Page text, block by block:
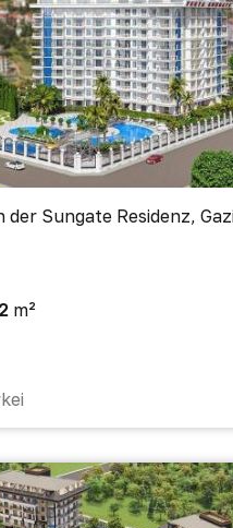
der Sungate Residenz,
m²